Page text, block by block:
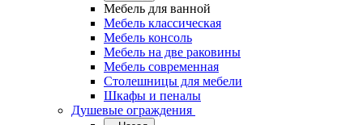
Мебель для ванной
Мебель классическая
Мебель консоль
Мебель на две раковины
Мебель современная
Столешницы для мебели
Шкафы и пеналы
Душевые ограждения